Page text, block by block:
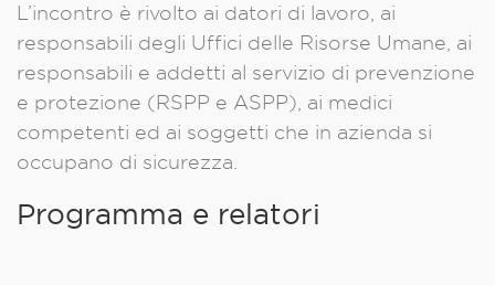
L’incontro è rivolto ai datori di lavoro, ai
responsabili degli Uffici delle Risorse Umane, ai
responsabili e addetti al servizio di prevenzione
e protezione (RSPP e ASPP), ai medici
competenti ed ai soggetti che in azienda si
occupano di sicurezza.
Programma e relatori